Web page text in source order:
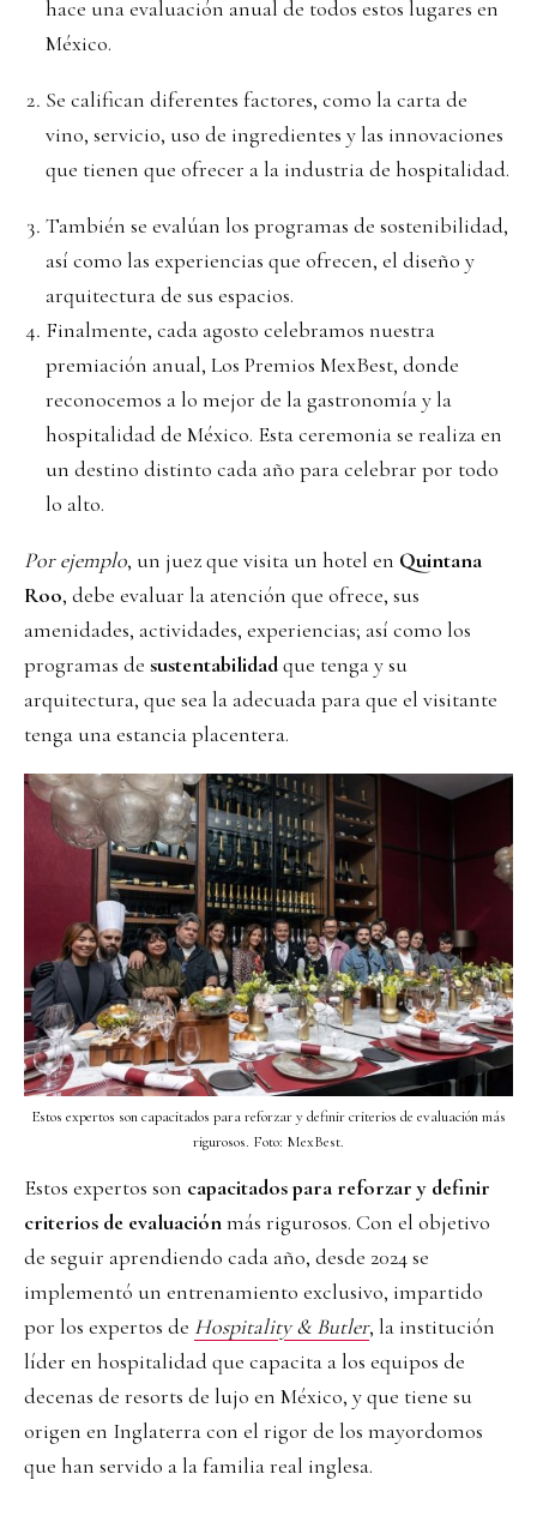
hace una evaluación anual de todos estos lugares en
México.
Se califican diferentes factores, como la carta de
vino, servicio, uso de ingredientes y las innovaciones
que tienen que ofrecer a la industria de hospitalidad.
También se evalúan los programas de sostenibilidad,
así como las experiencias que ofrecen, el diseño y
arquitectura de sus espacios.
Finalmente, cada agosto celebramos nuestra
premiación anual, Los Premios MexBest, donde
reconocemos a lo mejor de la gastronomía y la
hospitalidad de México. Esta ceremonia se realiza en
un destino distinto cada año para celebrar por todo
lo alto.
Por ejemplo, un juez que visita un hotel en Quintana
Roo, debe evaluar la atención que ofrece, sus
amenidades, actividades, experiencias; así como los
programas de sustentabilidadque tenga y su
arquitectura, que sea la adecuada para que el visitante
tenga una estancia placentera.
Estos expertos son capacitados para reforzar y definir criterios de evaluación más
rigurosos. Foto: MexBest.
Estos expertos son capacitados para reforzar y definir
criterios de evaluaciónmás rigurosos. Con el objetivo
de seguir aprendiendo cada año, desde 2024 se
implementó un entrenamiento exclusivo, impartido
por los expertos de Hospitality & Butler, la institución
líder en hospitalidad que capacita a los equipos de
decenas de resorts de lujo en México, y que tiene su
origen en Inglaterra con el rigor de los mayordomos
que han servido a la familia real inglesa.